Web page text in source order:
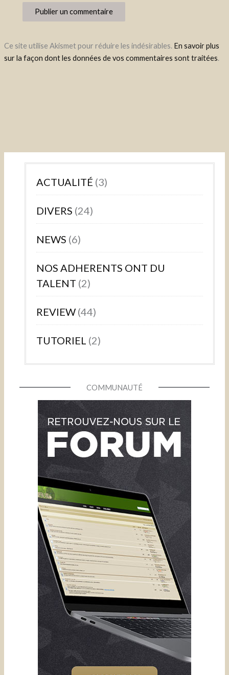
Ce site utilise Akismet pour réduire les indésirables. En savoir plus
sur la façon dont les données de vos commentaires sont traitées.
ACTUALITÉ (3)
DIVERS (24)
NEWS (6)
NOS ADHERENTS ONT DU
TALENT (2)
REVIEW(44)
TUTORIEL (2)
COMMUNAUTÉ